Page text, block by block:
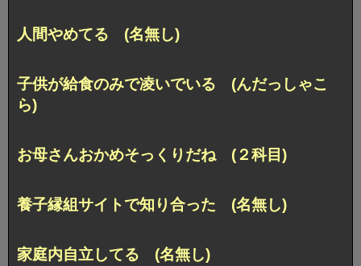
人間やめてる (名無し)
子供が給食のみで凌いでいる (んだっしゃこ
ら)
お母さんおかめそっくりだね (２科目)
養子縁組サイトで知り合った (名無し)
家庭内自立してる (名無し)